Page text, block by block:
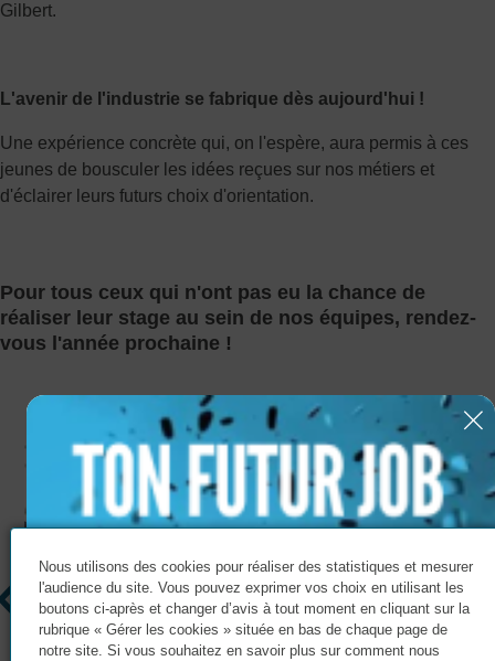
Gilbert.
L'avenir de l'industrie se fabrique dès aujourd'hui !
Une expérience concrète qui, on l'espère, aura permis à ces
jeunes de bousculer les idées reçues sur nos métiers et
d'éclairer leurs futurs choix d'orientation.
Pour tous ceux qui n'ont pas eu la chance de
réaliser leur stage au sein de nos équipes, rendez-
vous l'année prochaine !
Les stages en images
Nous utilisons des cookies pour réaliser des statistiques et mesurer
l'audience du site. Vous pouvez exprimer vos choix en utilisant les
boutons ci-après et changer d’avis à tout moment en cliquant sur la
rubrique « Gérer les cookies » située en bas de chaque page de
notre site. Si vous souhaitez en savoir plus sur comment nous